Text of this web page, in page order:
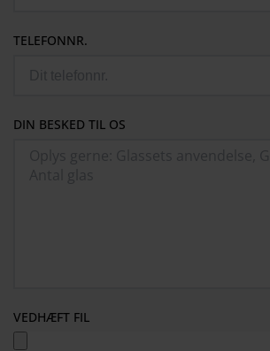
TELEFONNR.
DIN BESKED TIL OS
VEDHÆFT FIL